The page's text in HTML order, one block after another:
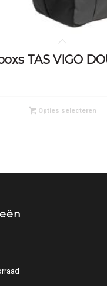
TAS VIGO
Opties selecteren